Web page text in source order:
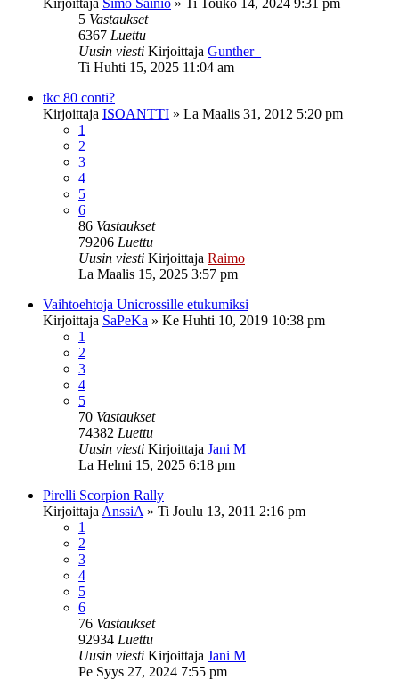
5 Vastaukset
6367 Luettu
Uusin viesti Kirjoittaja Gunther_
Ti Huhti 15, 2025 11:04 am
tkc 80 conti?
Kirjoittaja ISOANTTI » La Maalis 31, 2012 5:20 pm
1
2
3
4
5
6
86 Vastaukset
79206 Luettu
Uusin viesti Kirjoittaja Raimo
La Maalis 15, 2025 3:57 pm
Vaihtoehtoja Unicrossille etukumiksi
Kirjoittaja SaPeKa » Ke Huhti 10, 2019 10:38 pm
1
2
3
4
5
70 Vastaukset
74382 Luettu
Uusin viesti Kirjoittaja Jani M
La Helmi 15, 2025 6:18 pm
Pirelli Scorpion Rally
Kirjoittaja AnssiA » Ti Joulu 13, 2011 2:16 pm
1
2
3
4
5
6
76 Vastaukset
92934 Luettu
Uusin viesti Kirjoittaja Jani M
Pe Syys 27, 2024 7:55 pm